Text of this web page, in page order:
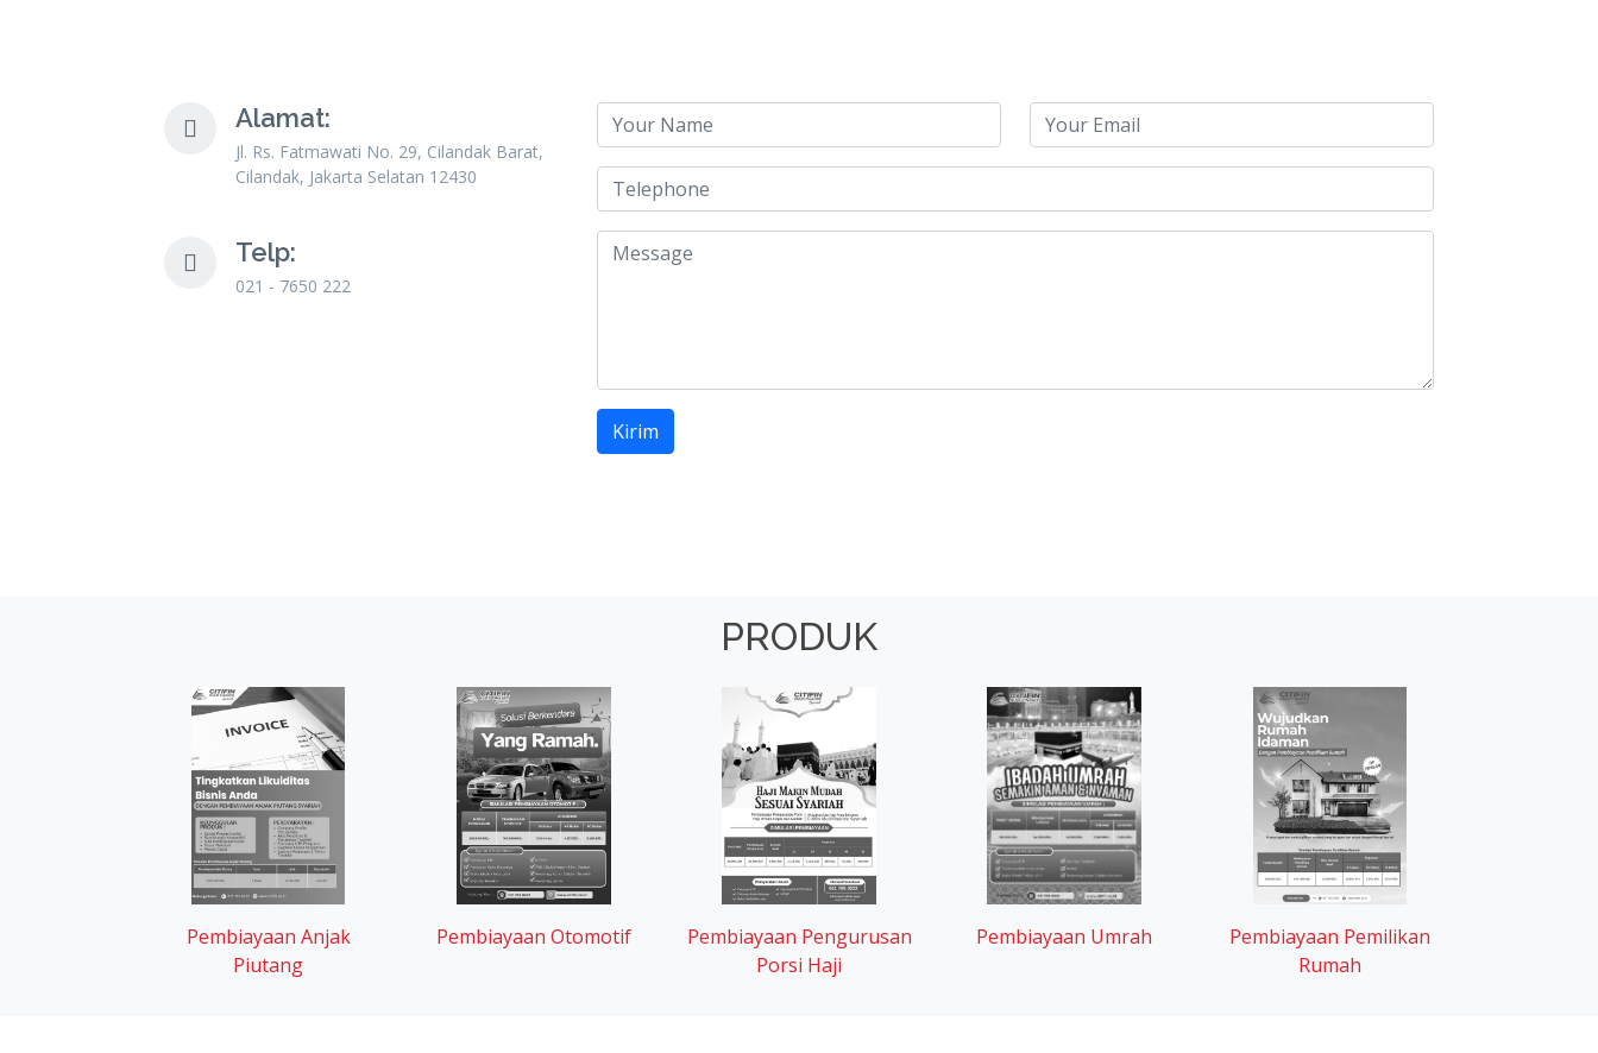
Alamat:
Jl. Rs. Fatmawati No. 29, Cilandak Barat,
Cilandak, Jakarta Selatan 12430
Telp:
021 - 7650 222
Kirim
PRODUK
Pembiayaan Anjak
Piutang
Pembiayaan Otomotif
Pembiayaan Pengurusan
Porsi Haji
Pembiayaan Umrah
Pembiayaan Pemilikan
Rumah